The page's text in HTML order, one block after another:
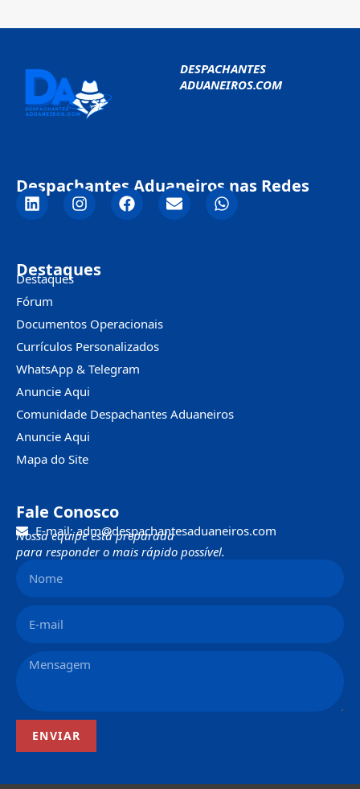
DESPACHANTES
ADUANEIROS.COM
Despachantes Aduaneiros nas Redes
Destaques
Destaques
Fórum
Documentos Operacionais
Currículos Personalizados
WhatsApp & Telegram
Anuncie Aqui
Comunidade Despachantes Aduaneiros
Anuncie Aqui
Mapa do Site
Fale Conosco
E-mail: adm@despachantesaduaneiros.com
Nossa equipe está preparada
para responder o mais rápido possível.
ENVIAR